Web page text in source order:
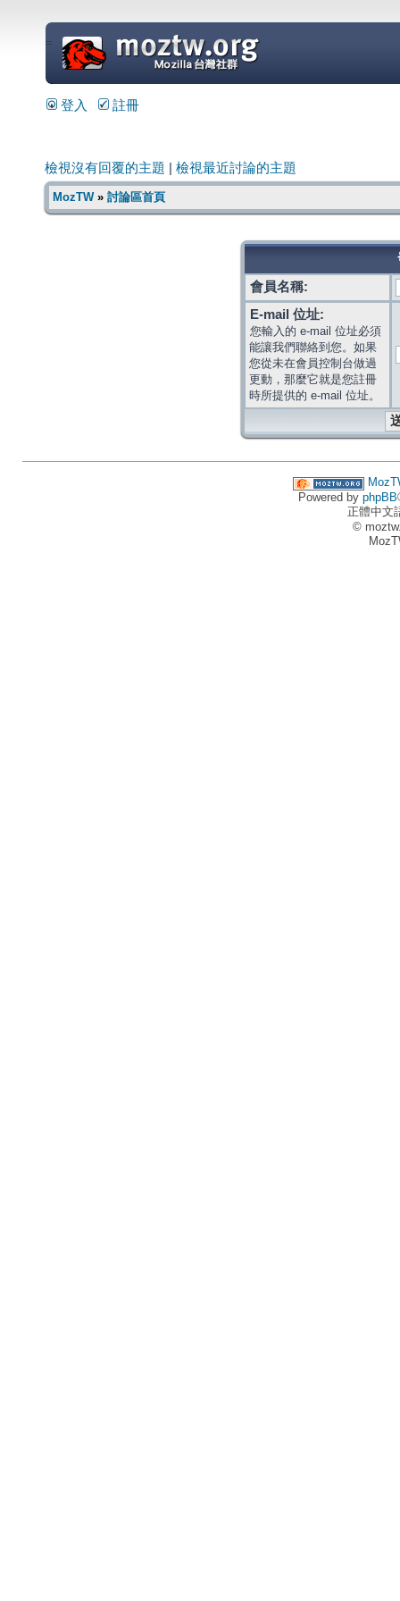
=
登入 註冊
檢視沒有回覆的主題 檢視最近討論的主題
MozTW» 討論區首頁
會員名稱:
E-mail 位址:
您輸入的 e-mail 位址必須
能讓我們聯絡到您。如果
您從未在會員控制台做過
更動，那麼它就是您註冊
時所提供的 e-mail 位址。
Powered by phpBB
正體中文
©